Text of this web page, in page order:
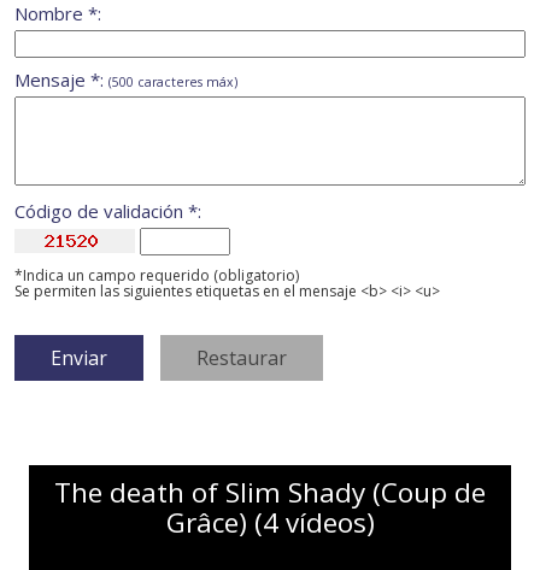
Nombre *:
Mensaje *: (500 caracteres máx)
Código de validación *:
*Indica un campo requerido (obligatorio)
Se permiten las siguientes etiquetas en el mensaje <b> <i> <u>
The death of Slim Shady (Coup de
Grâce) (4 vídeos)